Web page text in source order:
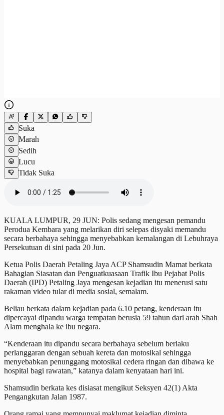
Suka
Marah
Sedih
Lucu
Tidak Suka
KUALA LUMPUR, 29 JUN: Polis sedang mengesan pemandu
Perodua Kembara yang melarikan diri selepas disyaki memandu
secara berbahaya sehingga menyebabkan kemalangan di Lebuhraya
Persekutuan di sini pada 20 Jun.
Ketua Polis Daerah Petaling Jaya ACP Shamsudin Mamat berkata
Bahagian Siasatan dan Penguatkuasaan Trafik Ibu Pejabat Polis
Daerah (IPD) Petaling Jaya mengesan kejadian itu menerusi satu
rakaman video tular di media sosial, semalam.
Beliau berkata dalam kejadian pada 6.10 petang, kenderaan itu
dipercayai dipandu warga tempatan berusia 59 tahun dari arah Shah
Alam menghala ke ibu negara.
“Kenderaan itu dipandu secara berbahaya sebelum berlaku
perlanggaran dengan sebuah kereta dan motosikal sehingga
menyebabkan penunggang motosikal cedera ringan dan dibawa ke
hospital bagi rawatan,” katanya dalam kenyataan hari ini.
Shamsudin berkata kes disiasat mengikut Seksyen 42(1) Akta
Pengangkutan Jalan 1987.